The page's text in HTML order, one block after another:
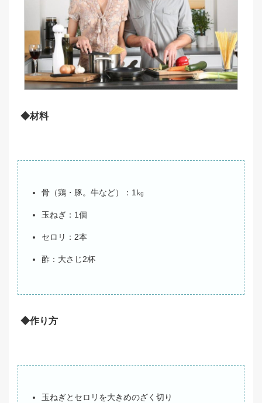
◆材料
骨（鶏・豚。牛など）：1㎏
玉ねぎ：1個
セロリ：2本
酢：大さじ2杯
◆作り方
玉ねぎとセロリを大きめのざく切り